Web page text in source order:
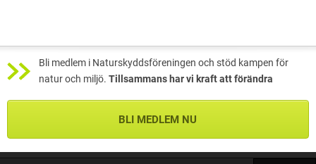
Bli medlem i Naturskyddsföreningen och stöd kampen för
natur och miljö. Tillsammans har vi kraft att förändra
BLI MEDLEM NU